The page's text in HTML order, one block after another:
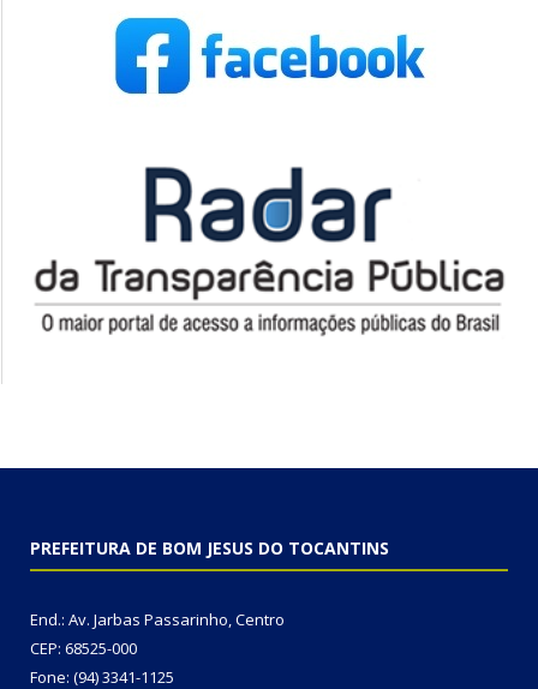
PREFEITURA DE BOM JESUS DO TOCANTINS
End.: Av. Jarbas Passarinho, Centro
CEP: 68525-000
Fone: (94) 3341-1125